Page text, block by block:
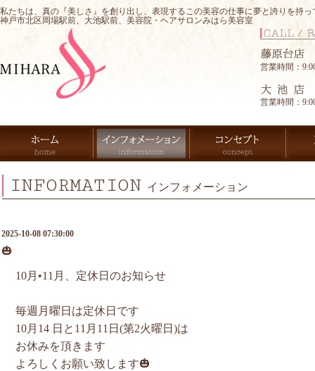
私たちは、真の『美しさ』を創り出し、表現するこの美容の仕事に夢と誇りを持
神戸市北区岡場駅前、大池駅前、美容院・ヘアサロンみはら美容室
営業時間：
営業時間：
INFORMATION インフォメーション
2025-10-08 07:30:00
🎃
10月•11月、定休日のお知らせ
毎週月曜日は定休日です
10月14 日と11月11日(第2火曜日)は
お休みを頂きます
よろしくお願い致します🎃